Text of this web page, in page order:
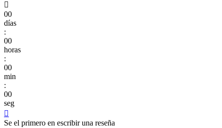

00
días
:
00
horas
:
00
min
:
00
seg

Se el primero en escribir una reseña